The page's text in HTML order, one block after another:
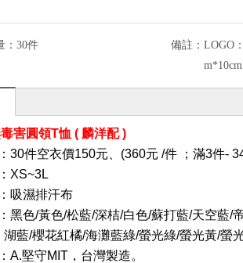
30件 備註： LOGO
m*10cm
害圓領T恤 ( 麟洋配 )
30件空衣價150元、(360元 /件 ；滿3件-
XS~3L
： 吸濕排汗布
黑色/黃色/松藍/深桔/白色/蘇打藍/天空藍/
紅橘/海灘藍綠/螢光綠/螢光黃/螢光
：A.堅守MIT，台灣製造。